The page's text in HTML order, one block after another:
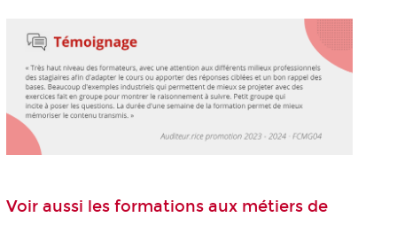
Voir aussi les formations aux métiers de